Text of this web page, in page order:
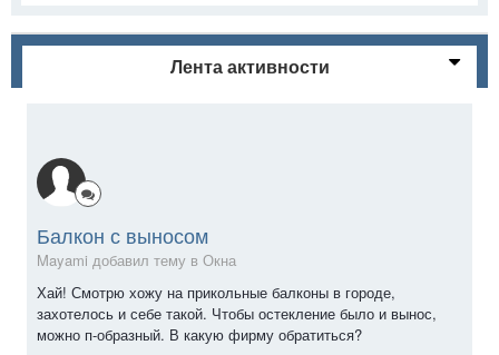
Лента активности
Балкон с выносом
Mayami добавил тему в Окна
Хай! Смотрю хожу на прикольные балконы в городе,
захотелось и себе такой. Чтобы остекление было и вынос,
можно п-образный. В какую фирму обратиться?